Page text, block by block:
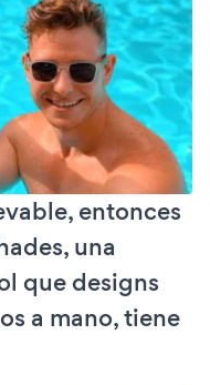
entonces
una
que designs
a mano, tiene